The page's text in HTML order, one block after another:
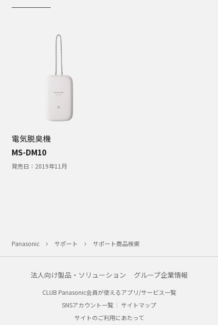
電気脱臭機
MS-DM10
発売日： 2019年11月
Panasonic サポート サポート商品検索
法人向け製品・ソリューション グループ企業情報
CLUB Panasonic会員が使えるアプリ/サービス一覧
SNSアカウント一覧
サイトマップ
サイトのご利用にあたって